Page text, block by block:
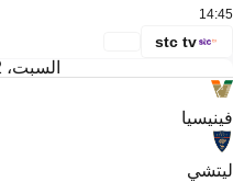
14:45
stc tv
السبت، 22 أغسطس
فينيسيا
ليتشي